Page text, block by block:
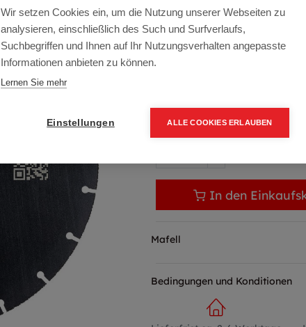
Z20, CC, Fibre
Artikelnummer: 092645
132,00 € / Stk.
In den
Mafell
Bedingungen und Konditionen
Wir setzen Cookies ein, um die Nutzung unserer Webseiten zu
analysieren, einschließlich des Such und Surfverlaufs,
Suchbegriffen und Ihnen auf Ihr Nutzungsverhalten angepasste
Informationen anbieten zu können.
Lernen Sie mehr
Einstellungen ALLE COOKIES ERLAUBEN